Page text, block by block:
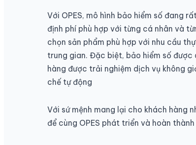
Với OPES, mô hình bảo hiểm số đang
định phí phù hợp với từng cá nhân và
chọn sản phẩm phù hợp với nhu cầu
trung gian. Đặc biệt, bảo hiểm số được
hàng được trải nghiệm dịch vụ không
chế tự động
Với sứ mệnh mang lại cho khách hàng
để cùng OPES phát triển và hoàn